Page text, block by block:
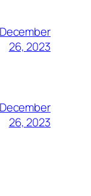
December
26, 2023
December
26, 2023